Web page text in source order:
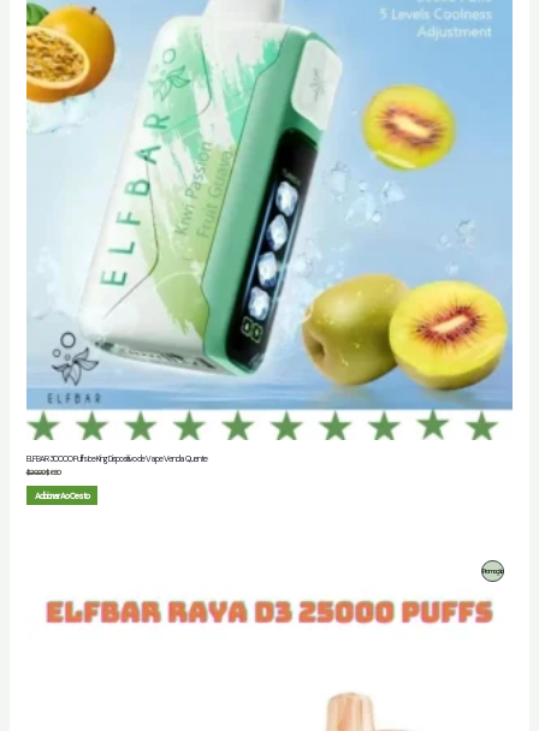
ELF BAR 30000 Puffs Ice King Dispositivo de Vape Venda Quente
$20.00$6.80
Adicionar Ao Cesto
PromoçãoProduto